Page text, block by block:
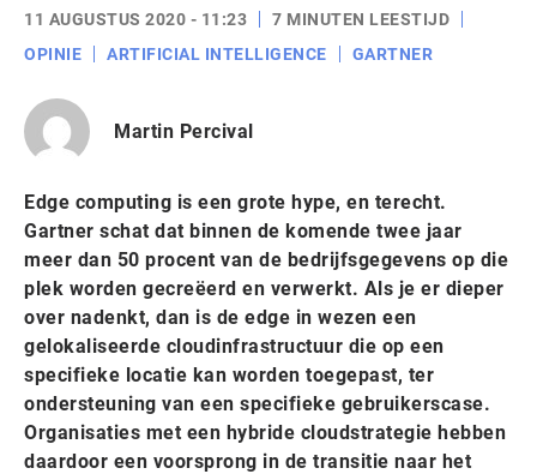
11 AUGUSTUS 2020 - 11:23
7 MINUTEN LEESTIJD
OPINIE
ARTIFICIAL INTELLIGENCE GARTNER
Martin Percival
Edge computing is een grote hype, en terecht.
Gartner schat dat binnen de komende twee jaar
meer dan 50 procent van de bedrijfsgegevens op die
plek worden gecreëerd en verwerkt. Als je er dieper
over nadenkt, dan is de edge in wezen een
gelokaliseerde cloudinfrastructuur die op een
specifieke locatie kan worden toegepast, ter
ondersteuning van een specifieke gebruikerscase.
Organisaties met een hybride cloudstrategie hebben
daardoor een voorsprong in de transitie naar het